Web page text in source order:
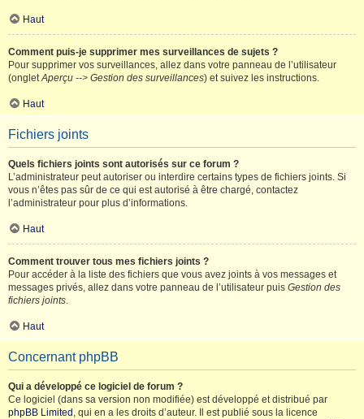
Haut
Comment puis-je supprimer mes surveillances de sujets ?
Pour supprimer vos surveillances, allez dans votre panneau de l’utilisateur
(ongletAperçu --> Gestion des surveillances) et suivez les instructions.
Haut
Fichiers joints
Quels fichiers joints sont autorisés sur ce forum ?
L’administrateur peut autoriser ou interdire certains types de fichiers joints. Si
vous n’êtes pas sûr de ce qui est autorisé à être chargé, contactez
l’administrateur pour plus d’informations.
Haut
Comment trouver tous mes fichiers joints ?
Pour accéder à la liste des fichiers que vous avez joints à vos messages et
messages privés, allez dans votre panneau de l’utilisateur puis Gestion des
fichiers joints.
Haut
Concernant phpBB
Qui a développé ce logiciel de forum ?
Ce logiciel (dans sa version non modifiée) est développé et distribué par
phpBB Limited , qui en a les droits d’auteur. Il est publié sous la licence